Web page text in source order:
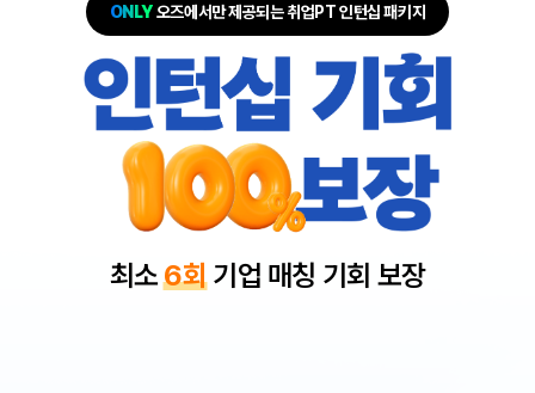
ONLY오즈에서만 제공되는 취업PT 인턴십 패키지
최소6회기업 매칭 기회 보장